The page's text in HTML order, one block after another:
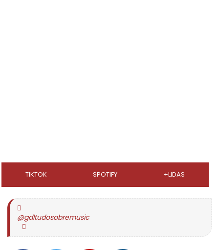
TIKTOK SPOTIFY +LIDAS
@gdltudosobremusic